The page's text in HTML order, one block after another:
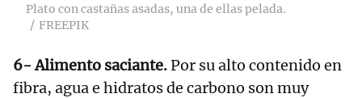
Plato con castañas asadas, una de ellas pelada.
FREEPIK
6- Alimento saciante.Por su alto contenido en
fibra, agua e hidratos de carbono son muy